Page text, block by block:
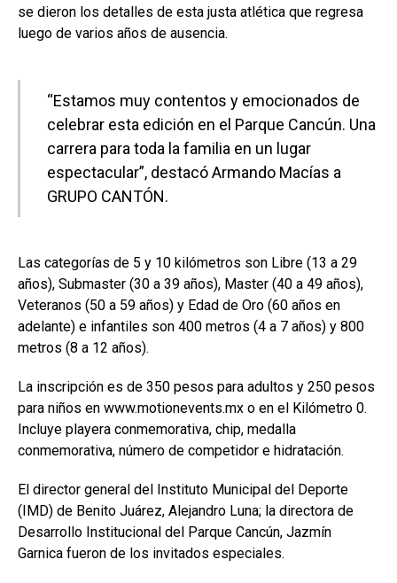
se dieron los detalles de esta justa atlética que regresa
luego de varios años de ausencia.
“Estamos muy contentos y emocionados de
celebrar esta edición en el Parque Cancún. Una
carrera para toda la familia en un lugar
espectacular”, destacó Armando Macías a
GRUPO CANTÓN.
Las categorías de 5 y 10 kilómetros son Libre (13 a 29
años), Submaster (30 a 39 años), Master (40 a 49 años),
Veteranos (50 a 59 años) y Edad de Oro (60 años en
adelante) e infantiles son 400 metros (4 a 7 años) y 800
metros (8 a 12 años).
La inscripción es de 350 pesos para adultos y 250 pesos
para niños en www.motionevents.mx o en el Kilómetro 0.
Incluye playera conmemorativa, chip, medalla
conmemorativa, número de competidor e hidratación.
El director general del Instituto Municipal del Deporte
(IMD) de Benito Juárez, Alejandro Luna; la directora de
Desarrollo Institucional del Parque Cancún, Jazmín
Garnica fueron de los invitados especiales.